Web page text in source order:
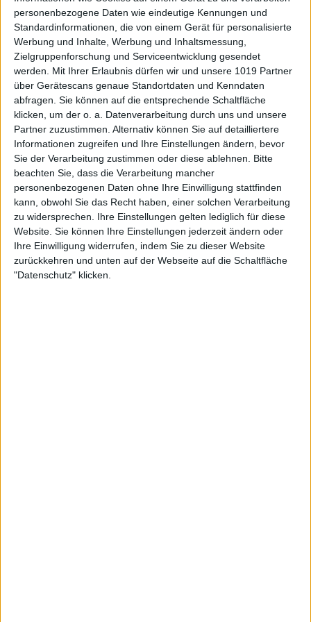
personenbezogene Daten wie eindeutige Kennungen und
Standardinformationen, die von einem Gerät für personalisierte
Werbung und Inhalte, Werbung und Inhaltsmessung,
Zielgruppenforschung und Serviceentwicklung gesendet
werden.
Mit Ihrer Erlaubnis dürfen wir und unsere 1019 Partner
über Gerätescans genaue Standortdaten und Kenndaten
abfragen. Sie können auf die entsprechende Schaltfläche
klicken, um der o. a. Datenverarbeitung durch uns und unsere
Partner zuzustimmen. Alternativ können Sie auf detailliertere
Informationen zugreifen und Ihre Einstellungen ändern, bevor
Sie der Verarbeitung zustimmen oder diese ablehnen.
Bitte
beachten Sie, dass die Verarbeitung mancher
personenbezogenen Daten ohne Ihre Einwilligung stattfinden
kann, obwohl Sie das Recht haben, einer solchen Verarbeitung
zu widersprechen. Ihre Einstellungen gelten lediglich für diese
Website. Sie können Ihre Einstellungen jederzeit ändern oder
Ihre Einwilligung widerrufen, indem Sie zu dieser Website
zurückkehren und unten auf der Webseite auf die Schaltfläche
"Datenschutz" klicken.